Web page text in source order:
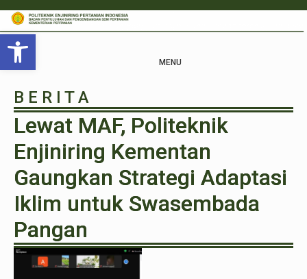
Open toolbar
MENU
B E R I T A
Lewat MAF, Politeknik
Enjiniring Kementan
Gaungkan Strategi Adaptasi
Iklim untuk Swasembada
Pangan